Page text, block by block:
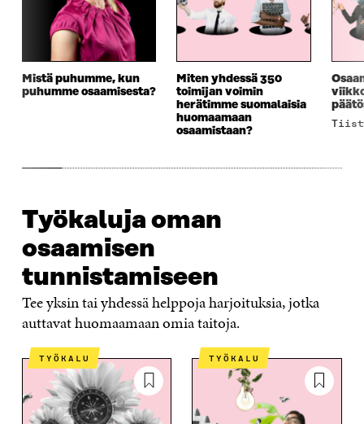
Mistä puhumme, kun
puhumme osaamisesta?
Miten yhdessä 350
toimijan voimin
herätimme suomalaisia
huomaamaan
osaamistaan?
Työkaluja oman
osaamisen
tunnistamiseen
Tee yksin tai yhdessä helppoja harjoituksia, jotka
auttavat huomaamaan omia taitoja.
TYÖKALU TYÖKALU